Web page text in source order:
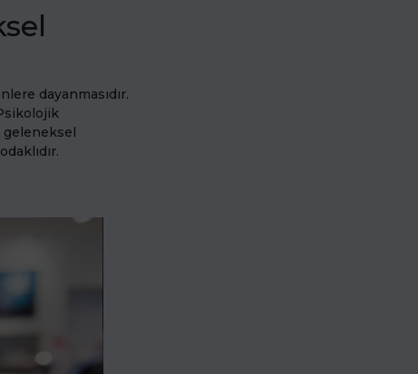
dayanmasıdır.
geleneksel